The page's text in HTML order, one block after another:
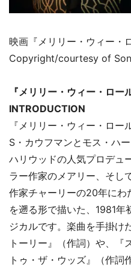
映画『メリリー・ウィー・
Copyright/courtesy of
『メリリー・ウィー・ロー
INTRODUCTION
『メリリー・ウィー・ロー
S・カウフマンとモス・ハ
ハリウッドの人気プロデュ
ラー作家のメアリー、そし
作家チャーリーの20年にわ
を遡る形で描いた、1981
ジカルです。楽曲を手掛け
トーリー』（作詞）や、『
トゥ・ザ・ウッズ』（作詞